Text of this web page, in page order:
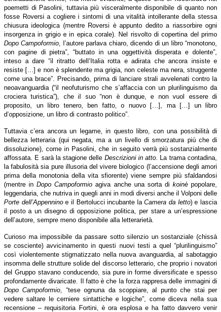
poemetti di Pasolini, tuttavia più visceralmente disponibile di quanto non
fosse Roversi a cogliere i sintomi di una vitalità intollerante della stessa
chiusura ideologica (mentre Roversi è appunto dedito a riassorbire ogni
insorgenza in grigio e in epica corale). Nel risvolto di copertina del primo
Dopo Campoformio , l’autore parlava chiaro, dicendo di un libro “monotono,
con pagine di pietra”, “buttato in una oggettività disperata e dolente”,
inteso a dare “il ritratto dell’Italia rotta e adirata che ancora insiste e
resiste […] e non è splendente ma grigia, non celeste ma nera, struggente
come una brace”. Precisando, prima di lanciare strali avvelenati contro la
neoavanguardia (“il neofuturismo che s’affaccia con un plurilinguismo da
crociera turistica”), che il suo “non è dunque, e non vuol essere di
proposito, un libro tenero, ben fatto, o nuovo […], ma […] un libro
d’opposizione, un libro di contrasto politico”.
Tuttavia c’era ancora un legame, in questo libro, con una possibilità di
bellezza letteraria (qui negata, ma a un livello di smorzatura più che di
dissoluzione), come in Pasolini, che in seguito verrà più sostanzialmente
affossata. E sarà la stagione delle Descrizioni in atto . La trama contadina,
la fabulosità sia pure illusoria del vivere biologico (l’accensione degli amori
prima della monotonia della vita sfiorente) viene sempre più sfaldandosi
(mentre inDopo Campoformio agiva anche una sorta di koinèpopolare,
leggendaria, che nutriva in quegli anni in modi diversi anche il Volponi delle
Porte dell’Appenninoe il Bertolucci incubante laCamera da letto) e lascia
il posto a un disegno di opposizione politica, per stare a un’espressione
dell’autore, sempre meno disponibile alla letterarietà.
Curioso ma impossibile da passare sotto silenzio un sostanziale (chissà
se cosciente) avvicinamento in questi nuovi testi a quel “plurilinguismo”
così violentemente stigmatizzato nella nuova avanguardia, al sabotaggio
insomma delle strutture solide del discorso letterario, che proprio i novatori
del Gruppo stavano conducendo, sia pure in forme diversificate e spesso
profondamente divaricate. Il fatto è che la forza rappresa delle immagini di
Dopo Campoformio , “tese ognuna da scoppiare, al punto che stai per
vedere saltare le cerniere sintattiche e logiche”, come diceva nella sua
recensione – requisitoria Fortini, è ora esplosa e ha fatto davvero venir